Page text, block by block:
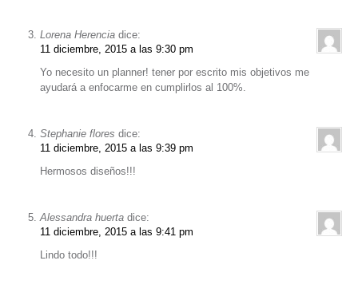
Lorena Herencia dice:
11 diciembre, 2015 a las 9:30 pm
Yo necesito un planner! tener por escrito mis objetivos me
ayudará a enfocarme en cumplirlos al 100%.
Stephanie flores dice:
11 diciembre, 2015 a las 9:39 pm
Hermosos diseños!!!
Alessandra huerta dice:
11 diciembre, 2015 a las 9:41 pm
Lindo todo!!!